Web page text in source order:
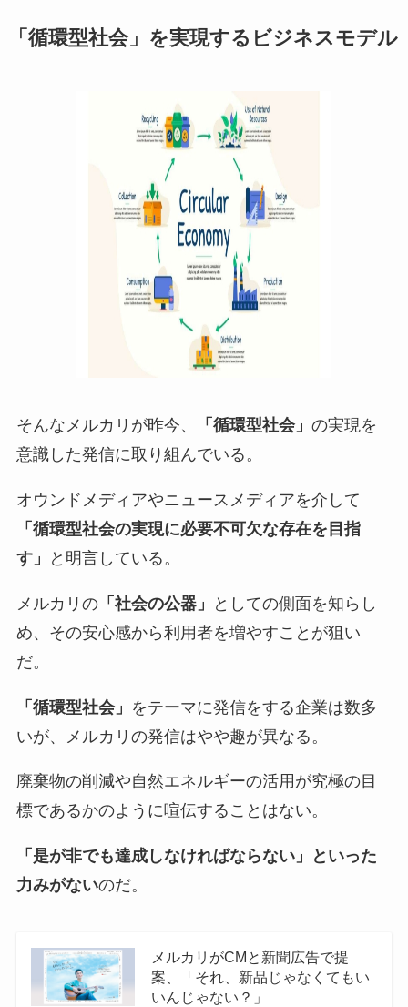
「循環型社会」を実現するビジネスモデル
そんなメルカリが昨今、 「循環型社会」 の実現を
意識した発信に取り組んでいる。
オウンドメディアやニュースメディアを介して
「循環型社会の実現に必要不可欠な存在を目指
す」
と明言している。
メルカリの「社会の公器」
としての側面を知らし
め、その安心感から利用者を増やすことが狙い
だ。
「循環型社会」 をテーマに発信をする企業は数多
いが、メルカリの発信はやや趣が異なる。
廃棄物の削減や自然エネルギーの活用が究極の目
標であるかのように喧伝することはない。
「是が非でも達成しなければならない」といった
力みがないのだ。
メルカリがCMと新聞広告で提
案、「それ、新品じゃなくてもい
いんじゃない？」